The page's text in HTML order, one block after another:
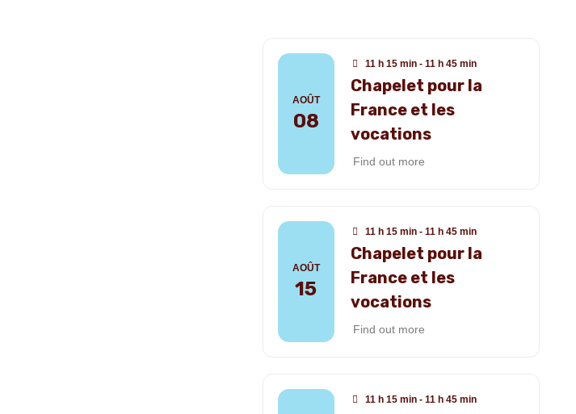
AOÛT
08
11 h 15 min - 11 h 45 min
Chapelet pour la
France et les
vocations
Find out more
AOÛT
15
11 h 15 min - 11 h 45 min
Chapelet pour la
France et les
vocations
Find out more
11 h 15 min - 11 h 45 min